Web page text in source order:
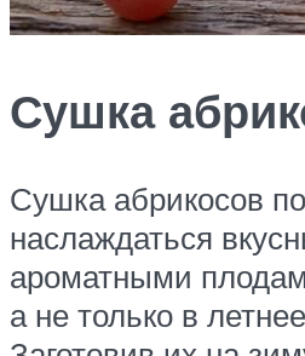
Сушка
Сушка абрикосов
наслаждаться
ароматными
а не только в